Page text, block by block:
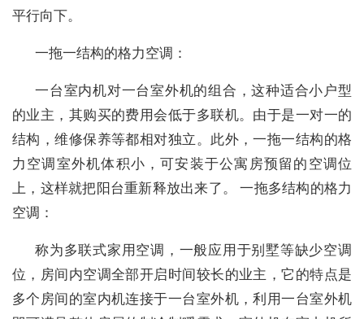
平行向下。
一拖一结构的格力空调：
一台室内机对一台室外机的组合，这种适合小户型
的业主，其购买的费用会低于多联机。由于是一对一的
结构，维修保养等都相对独立。此外，一拖一结构的格
力空调室外机体积小，可安装于公寓房预留的空调位
上，这样就把阳台重新释放出来了。 一拖多结构的格力
空调：
称为多联式家用空调，一般应用于别墅等缺少空调
位，房间内空调全部开启时间较长的业主，它的特点是
多个房间的室内机连接于一台室外机，利用一台室外机